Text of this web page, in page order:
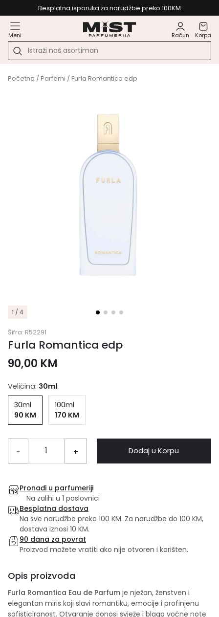
Besplatna isporuka za narudžbe preko 100KM
Meni Račun Korpa
Početna /Parfemi / Furla Romantica edp
1 / 4
Šifra: R52291
Furla Romantica edp
90,00 KM
Veličina: 30ml
30ml
90 KM
100ml
170 KM
- + Dodaj u Korpu
Pronađi u parfumeriji
Na zalihi u 1 poslovnici
Besplatna dostava
Na sve narudžbe preko 100 KM. Za narudžbe do 100 KM,
dostava iznosi 10 KM.
90 dana za povrat
Proizvod možete vratiti ako nije otvoren i korišten.
Opis proizvoda
Furla Romantica Eau de Parfum je nježan, ženstven i
elegantan miris koji slavi romantiku, emocije i profinjenu
sofisticiranost. Otvaranje donosi svježe i blago voćne note